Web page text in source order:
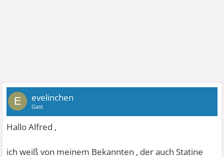
E evelinchen
Gast
Hallo Alfred ,
ich weiß von meinem Bekannten , der auch Statine